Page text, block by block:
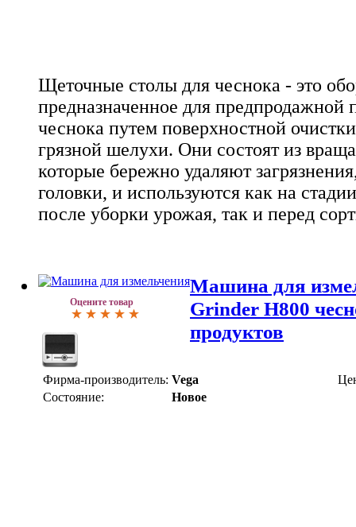
Щеточные столы для чеснока - это
предназначенное для предпродажной
чеснока путем поверхностной
грязной шелухи. Они состоят из
которые бережно удаляют
головки, и используются как на
после уборки урожая, так и перед
Оцените товар
Машина для
Grinder H800
продуктов
Фирма-производитель: Vega
Состояние:
Новое